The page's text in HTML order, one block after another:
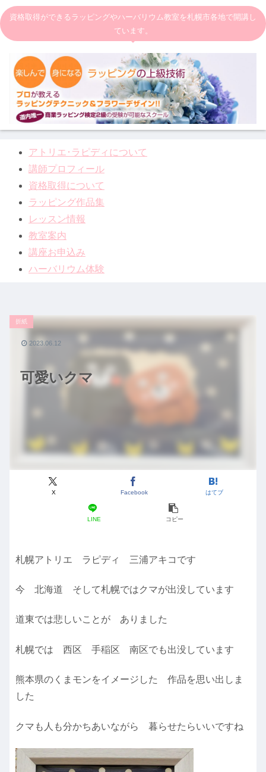
資格取得ができるラッピングやハーバリウム教室を札幌市各地で開講し
ています。
アトリエ･ラピディについて
講師プロフィール
資格取得について
ラッピング作品集
レッスン情報
教室案内
講座お申込み
ハーバリウム体験
可愛いクマ
折紙
X Facebook はてブ
LINE コピー
2023.06.12
札幌アトリエ ラピディ 三浦アキコです
今 北海道 そして札幌ではクマが出没しています
道東では悲しいことが ありました
札幌では 西区 手稲区 南区でも出没しています
熊本県のくまモンをイメージした 作品を思い出しま
した
クマも人も分かちあいながら 暮らせたらいいですね